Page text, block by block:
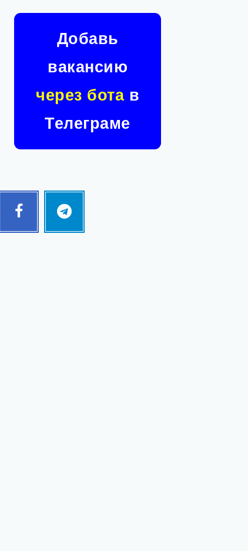
Добавь
вакансию
через ботав
Телеграме
Facebook
Follow
Telegram
Follow